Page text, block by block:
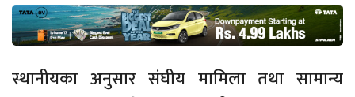
स्थानीयका अनुसार संघीय मामिला तथा सामान्य